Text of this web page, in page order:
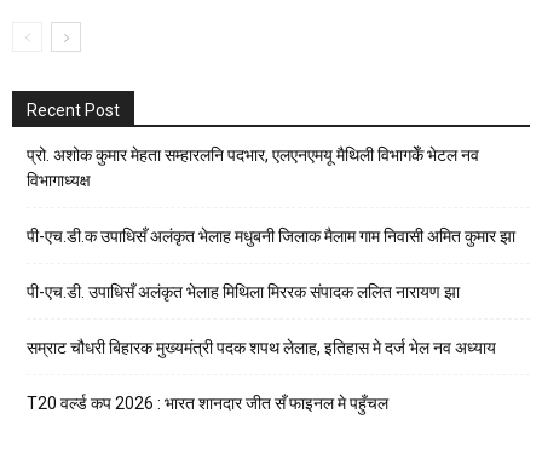
Recent Post
प्रो. अशोक कुमार मेहता सम्हारलनि पदभार, एलएनएमयू मैथिली विभागकेँ भेटल नव
विभागाध्यक्ष
पी-एच.डी.क उपाधिसँ अलंकृत भेलाह मधुबनी जिलाक मैलाम गाम निवासी अमित कुमार झा
पी-एच.डी. उपाधिसँ अलंकृत भेलाह मिथिला मिररक संपादक ललित नारायण झा
सम्राट चौधरी बिहारक मुख्यमंत्री पदक शपथ लेलाह, इतिहास मे दर्ज भेल नव अध्याय
T20 वर्ल्ड कप 2026 : भारत शानदार जीत सँ फाइनल मे पहुँचल